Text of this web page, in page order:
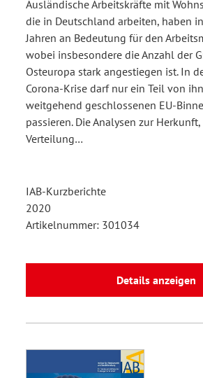
Ausländische Arbeitskräfte mit
die in Deutschland arbeiten, haben
Jahren an Bedeutung für den
wobei insbesondere die Anzahl der
Osteuropa stark angestiegen ist. In
Corona-Krise darf nur ein Teil von
weitgehend geschlossenen EU-
passieren. Die Analysen zur
Verteilung…
IAB-Kurzberichte
2020
Artikelnummer: 301034
Details anzeigen